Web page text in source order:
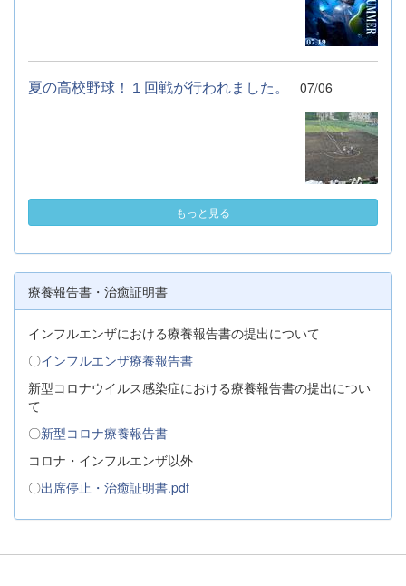
夏の高校野球！１回戦が行われました。 07/06
もっと見る
療養報告書・治癒証明書
インフルエンザにおける療養報告書の提出について
〇インフルエンザ療養報告書
新型コロナウイルス感染症における療養報告書の提出につい
て
〇新型コロナ療養報告書
コロナ・インフルエンザ以外
〇出席停止・治癒証明書.pdf